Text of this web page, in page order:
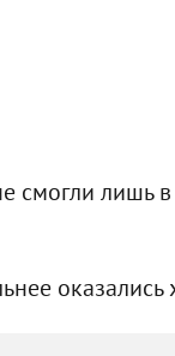
смогли лишь